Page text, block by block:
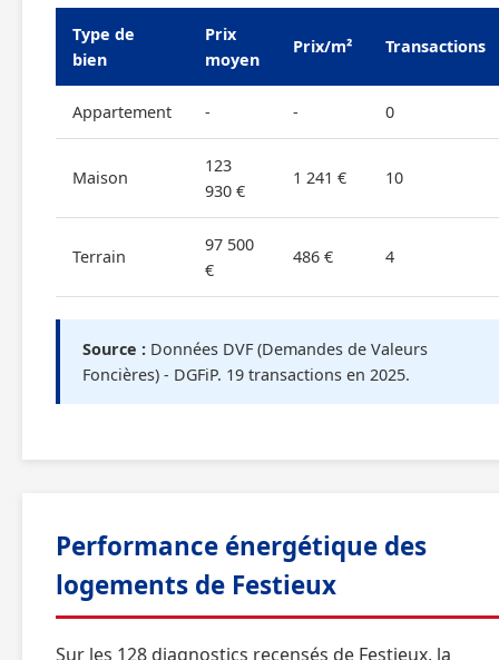
Type de
bien
Prix
moyen
Prix/m² Transactions
Appartement - - 0
Maison
123
930 €
1 241 € 10
Terrain
97 500
€
486 € 4
Source : Données DVF (Demandes de Valeurs
Foncières) - DGFiP. 19 transactions en 2025.
Performance énergétique des
logements de Festieux
Sur les 128 diagnostics recensés de Festieux, la